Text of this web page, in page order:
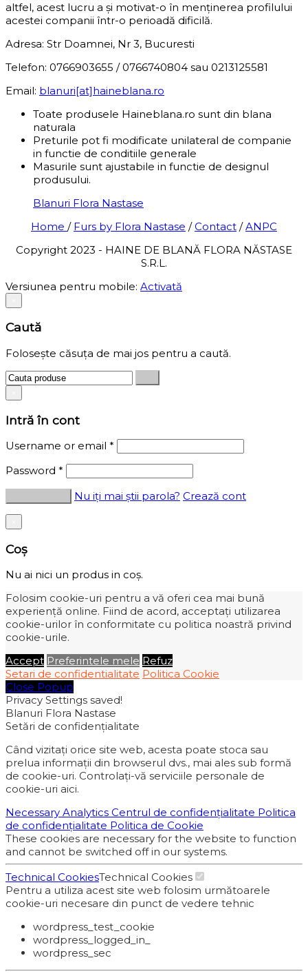
altfel, acest lucru a și motivat-o în menținerea profilului
acestei companii într-o perioadă dificilă.
Adresa: Str Doamnei, Nr 3, Bucuresti
Telefon: 0766903655 / 0766740804 sau 0213125581
Email: blanuri[at]haineblana.ro
Toate produsele Haineblana.ro sunt din blana
naturala
Preturile pot fi modificate unilateral de companie
in functie de conditiile generale
Masurile sunt ajustabile in functie de designul
produsului.
Blanuri Flora Nastase
Home / Furs by Flora Nastase /Contact /ANPC
Copyright 2023 - HAINE DE BLANĂ FLORA NĂSTASE
S.R.L.
Versiunea pentru mobile: Activată
Caută
Folosește căsuța de mai jos pentru a caută.
Intră în cont
Username or email *
Password *
Nu iți mai știi parola? Crează cont
Coș
Nu ai nici un produs in coș.
Folosim cookie-uri pentru a vă oferi cea mai bună
experiență online. Fiind de acord, acceptați utilizarea
cookie-urilor în conformitate cu politica noastră privind
cookie-urile.
Accept Preferintele mele Refuz
Setari de confidentialitate Politica Cookie
Close Popup
Privacy Settings saved!
Blanuri Flora Nastase
Setări de confidențialitate
Când vizitați orice site web, acesta poate stoca sau
prelua informații din browserul dvs., mai ales sub formă
de cookie-uri. Controlați-vă serviciile personale de
cookie-uri aici.
Necessary Analytics Centrul de confidențialitate Politica
de confidențialitate Politica de Cookie
These cookies are necessary for the website to function
and cannot be switched off in our systems.
Technical CookiesTechnical Cookies
Pentru a utiliza acest site web folosim următoarele
cookie-uri necesare din punct de vedere tehnic
wordpress_test_cookie
wordpress_logged_in_
wordpress_sec